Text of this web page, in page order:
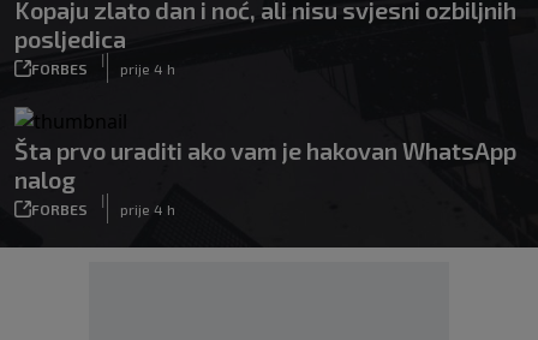
Kopaju zlato dan i noć, ali nisu svjesni ozbiljnih
posljedica
FORBES
|
prije 4 h
Šta prvo uraditi ako vam je hakovan WhatsApp
nalog
FORBES
|
prije 4 h